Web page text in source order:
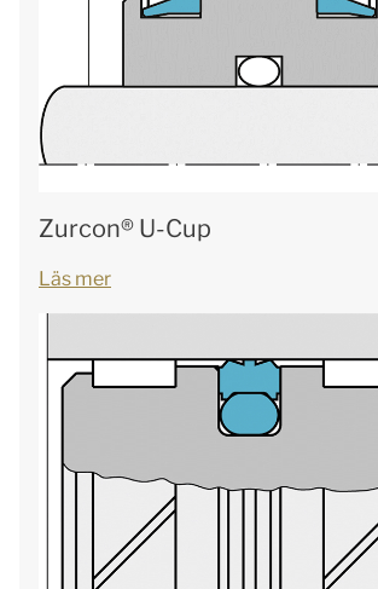
Zurcon® U-Cup
Läs mer